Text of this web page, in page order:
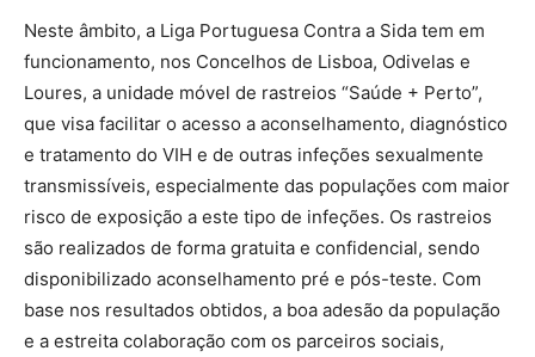
Neste âmbito, a Liga Portuguesa Contra a Sida tem em
funcionamento, nos Concelhos de Lisboa, Odivelas e
Loures, a unidade móvel de rastreios “Saúde + Perto”,
que visa facilitar o acesso a aconselhamento, diagnóstico
e tratamento do VIH e de outras infeções sexualmente
transmissíveis, especialmente das populações com maior
risco de exposição a este tipo de infeções. Os rastreios
são realizados de forma gratuita e confidencial, sendo
disponibilizado aconselhamento pré e pós-teste. Com
base nos resultados obtidos, a boa adesão da população
e a estreita colaboração com os parceiros sociais,